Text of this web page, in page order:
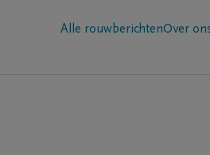
Alle rouwberichtenOver